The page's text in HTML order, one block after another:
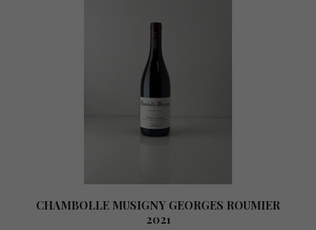
CHAMBOLLE MUSIGNY GEORGES ROUMIER
2021